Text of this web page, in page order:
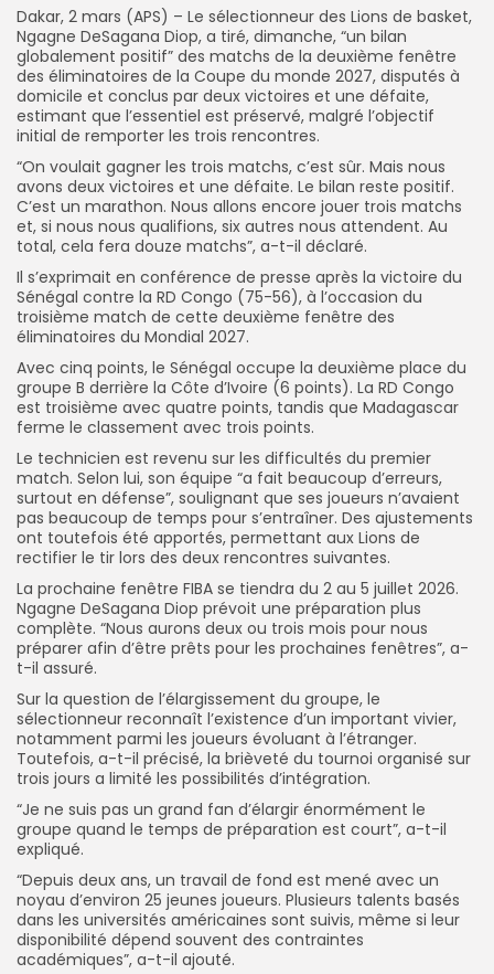
FR
Dakar, 2 mars (APS) – Le sélectionneur des Lions de basket,
Ngagne DeSagana Diop, a tiré, dimanche, “un bilan
globalement positif” des matchs de la deuxième fenêtre
des éliminatoires de la Coupe du monde 2027, disputés à
domicile et conclus par deux victoires et une défaite,
estimant que l’essentiel est préservé, malgré l’objectif
initial de remporter les trois rencontres.
“On voulait gagner les trois matchs, c’est sûr. Mais nous
avons deux victoires et une défaite. Le bilan reste positif.
C’est un marathon. Nous allons encore jouer trois matchs
et, si nous nous qualifions, six autres nous attendent. Au
total, cela fera douze matchs”, a-t-il déclaré.
Il s’exprimait en conférence de presse après la victoire du
Sénégal contre la RD Congo (75-56), à l’occasion du
troisième match de cette deuxième fenêtre des
éliminatoires du Mondial 2027.
Avec cinq points, le Sénégal occupe la deuxième place du
groupe B derrière la Côte d’Ivoire (6 points). La RD Congo
est troisième avec quatre points, tandis que Madagascar
ferme le classement avec trois points.
Le technicien est revenu sur les difficultés du premier
match. Selon lui, son équipe “a fait beaucoup d’erreurs,
surtout en défense”, soulignant que ses joueurs n’avaient
pas beaucoup de temps pour s’entraîner. Des ajustements
ont toutefois été apportés, permettant aux Lions de
rectifier le tir lors des deux rencontres suivantes.
La prochaine fenêtre FIBA se tiendra du 2 au 5 juillet 2026.
Ngagne DeSagana Diop prévoit une préparation plus
complète. “Nous aurons deux ou trois mois pour nous
préparer afin d’être prêts pour les prochaines fenêtres”, a-
t-il assuré.
Sur la question de l’élargissement du groupe, le
sélectionneur reconnaît l’existence d’un important vivier,
notamment parmi les joueurs évoluant à l’étranger.
Toutefois, a-t-il précisé, la brièveté du tournoi organisé sur
trois jours a limité les possibilités d’intégration.
“Je ne suis pas un grand fan d’élargir énormément le
groupe quand le temps de préparation est court”, a-t-il
expliqué.
“Depuis deux ans, un travail de fond est mené avec un
noyau d’environ 25 jeunes joueurs. Plusieurs talents basés
dans les universités américaines sont suivis, même si leur
disponibilité dépend souvent des contraintes
académiques”, a-t-il ajouté.